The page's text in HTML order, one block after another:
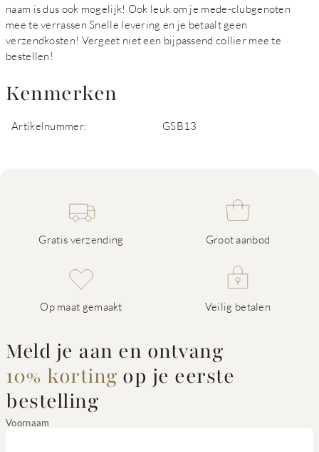
naam is dus ook mogelijk! Ook leuk om je mede-clubgenoten
mee te verrassen Snelle levering en je betaalt geen
verzendkosten! Vergeet niet een bijpassend collier mee te
bestellen!
Kenmerken
Artikelnummer: GSB13
Gratis verzending Groot aanbod
Op maat gemaakt Veilig betalen
Meld je aan en ontvang
10% korting op je eerste
bestelling
Voornaam